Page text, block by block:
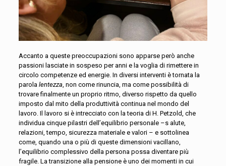
Accanto a queste preoccupazioni sono apparse però anche
passioni lasciate in sospeso per anni e la voglia di rimettere in
circolo competenze ed energie. In diversi interventi è tornata la
parola lentezza, non come rinuncia, ma come possibilità di
trovare finalmente un proprio ritmo, diverso rispetto da quello
imposto dal mito della produttività continuanel mondo del
lavoro. Il lavoro si è intrecciato con la teoria di H. Petzold, che
individua cinque pilastri dell’equilibrio personale –s alute,
relazioni, tempo, sicurezza materiale e valori – e sottolinea
come, quando una o più di queste dimensioni vacillano,
l’equilibrio complessivo della persona possa diventare più
fragile. La transizione alla pensione è uno dei momenti in cui